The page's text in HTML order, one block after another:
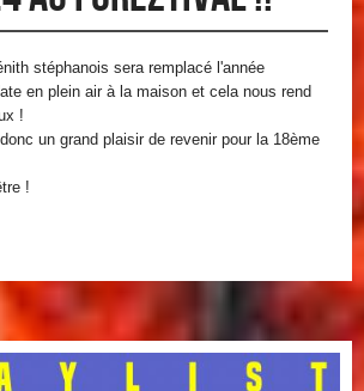
stéphanois sera remplacé l'année
en plein air à la maison et cela nous rend
!
un grand plaisir de revenir pour la 18ème
!